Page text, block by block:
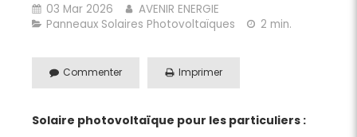
03 Mar 2026
AVENIR ENERGIE
Panneaux Solaires Photovoltaïques
2 min.
Commenter Imprimer
Solaire photovoltaïque pour les particuliers :